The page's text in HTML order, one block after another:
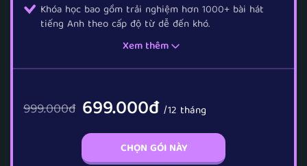
Khóa học bao gồm trải nghiệm hơn 1000+ bài hát
tiếng Anh theo cấp độ từ dễ đến khó.
Xem thêm
999.000đ 699.000đ /12 tháng
CHỌN GÓI NÀY